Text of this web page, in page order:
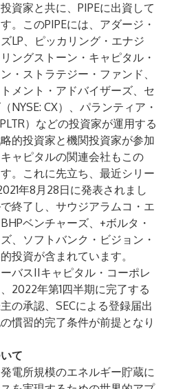
資家と共に、PIPEに出資して
。このPIPEには、アダージ・
LP、ピッカリング・エナジ
ングストーン・キャピタル・
・ストラテジー・ファンド、
メント・アドバイザーズ、セ
NYSE: CX）、パランティア・
）などの投資家が運用する
的投資家と機関投資家が参加
ャピタルの関連会社もこの
。これに先立ち、最近シリー
年8月28日に発表されまし
終了し、サウジアラムコ・エ
ベンチャーズ、+ボルタ・
、ソフトバンク・ビジョン・
投資が含まれています。
バスIIキャピタル・コーポレ
2022年第1四半期に完了する
の承認、SECによる登録届出
慣習的完了条件が前提となり
て
電所規模のエネルギー貯蔵に